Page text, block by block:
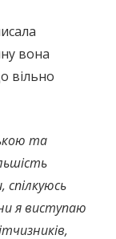
вона
вільно
та
спілкуюсь
я виступаю